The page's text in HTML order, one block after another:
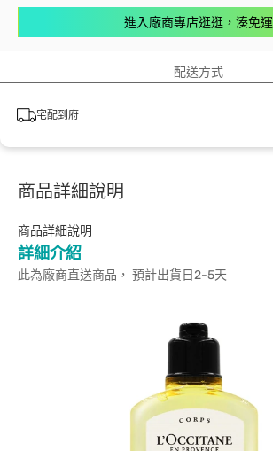
進入廠商專店逛逛，湊免運
配送方式
宅配到府
商品詳細說明
商品詳細說明
詳細介紹
此為廠商直送商品， 預計出貨日2-5天